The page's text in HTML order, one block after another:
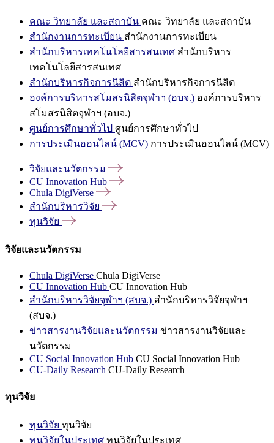
คณะ วิทยาลัย และสถาบัน คณะ วิทยาลัย และสถาบัน
สำนักงานการทะเบียน สำนักงานการทะเบียน
สำนักบริหารเทคโนโลยีสารสนเทศ สำนักบริหาร
เทคโนโลยีสารสนเทศ
สำนักบริหารกิจการนิสิต สำนักบริหารกิจการนิสิต
องค์การบริหารสโมสรนิสิตจุฬาฯ (อบจ.) องค์การบริหาร
สโมสรนิสิตจุฬาฯ (อบจ.)
ศูนย์การศึกษาทั่วไป ศูนย์การศึกษาทั่วไป
การประเมินออนไลน์ (MCV) การประเมินออนไลน์ (MCV)
วิจัยและนวัตกรรม
CU Innovation Hub
Chula DigiVerse
สำนักบริหารวิจัย
ทุนวิจัย
วิจัยและนวัตกรรม
Chula DigiVerse Chula DigiVerse
CU Innovation Hub CU Innovation Hub
สำนักบริหารวิจัยจุฬาฯ (สบจ.) สำนักบริหารวิจัยจุฬาฯ
(สบจ.)
ข่าวสารงานวิจัยและนวัตกรรม ข่าวสารงานวิจัยและ
นวัตกรรม
CU Social Innovation Hub CU Social Innovation Hub
CU-Daily Research CU-Daily Research
ทุนวิจัย
ทุนวิจัย ทุนวิจัย
ทุนวิจัยในประเทศ ทุนวิจัยในประเทศ